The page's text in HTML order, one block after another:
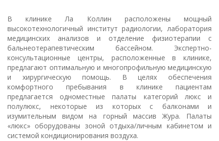
В клинике Ла Коллин расположены мощный
высокотехнологичный институт радиологии, лаборатория
медицинских анализов и отделение физиотерапии с
бальнеотерапевтическим бассейном. Экспертно-
консультационные центры, расположенные в клинике,
предлагают оптимальную и многопрофильную медицинскую
и хирургическую помощь. В целях обеспечения
комфортного пребывания в клинике пациентам
предлагается одноместные палаты категорий люкс и
полулюкс, некоторые из которых с балконами и
изумительным видом на горный массив Жура. Палаты
«люкс» оборудованы зоной отдыха/личным кабинетом и
системой кондиционирования воздуха.